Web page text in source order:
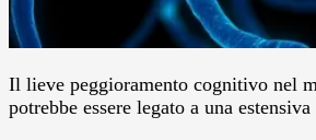
Il lieve peggioramento cognitivo nel
potrebbe essere legato a una